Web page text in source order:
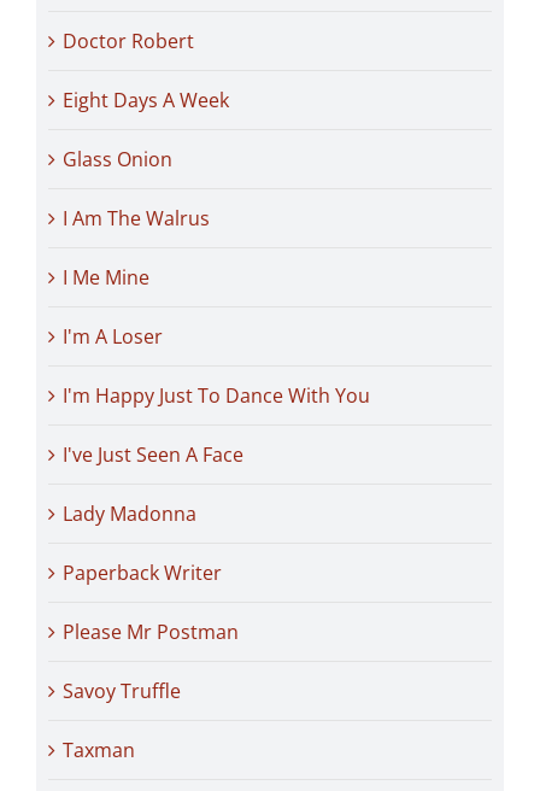
Doctor Robert
Eight Days A Week
Glass Onion
I Am The Walrus
I Me Mine
I'm A Loser
I'm Happy Just To Dance With You
I've Just Seen A Face
Lady Madonna
Paperback Writer
Please Mr Postman
Savoy Truffle
Taxman